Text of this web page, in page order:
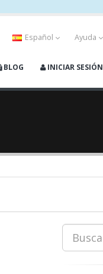
Español Ayuda
BLOG INICIAR SESIÓN